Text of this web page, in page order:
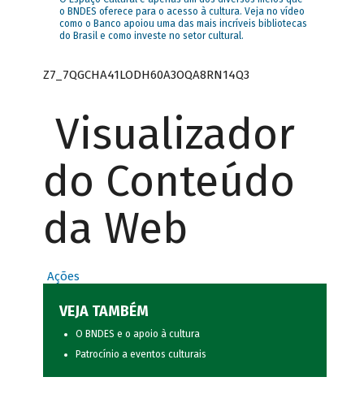
o BNDES oferece para o acesso à cultura. Veja no vídeo
como o Banco apoiou uma das mais incríveis bibliotecas
do Brasil e como investe no setor cultural.
Z7_7QGCHA41LODH60A3OQA8RN14Q3
Visualizador
do Conteúdo
da Web
Ações
VEJA TAMBÉM
O BNDES e o apoio à cultura
Patrocínio a eventos culturais